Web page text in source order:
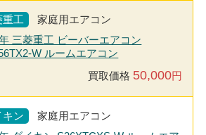
重工
家庭用エアコン
三菱重工 ビーバーエアコン
W ルームエアコン
買取価格 50,000円
キン
家庭用エアコン